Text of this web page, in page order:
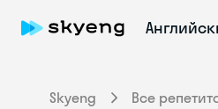
Skyeng Все